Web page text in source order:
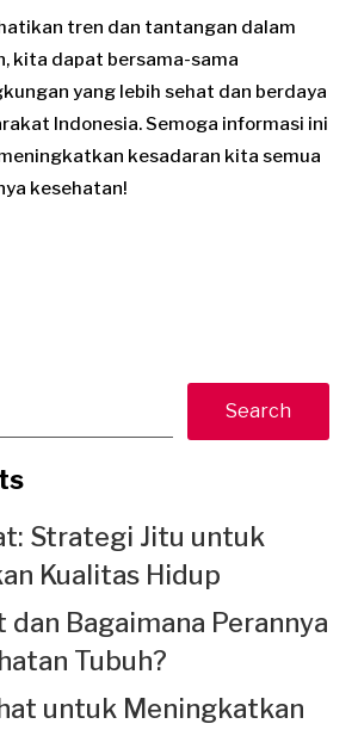
tren dan tantangan dalam
kita dapat bersama-sama
yang lebih sehat dan berdaya
Indonesia. Semoga informasi ini
kesadaran kita semua
kesehatan!
Search
Strategi Jitu untuk
Kualitas Hidup
Bagaimana Perannya
Tubuh?
untuk Meningkatkan